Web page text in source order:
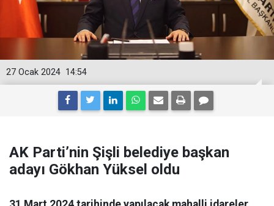
14:54
27 Ocak 2024
AK Parti’nin Şişli belediye başkan
adayı Gökhan Yüksel oldu